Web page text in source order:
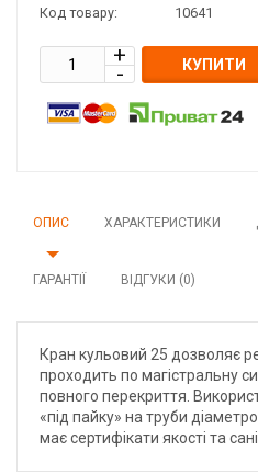
Код товару:
10641
КУПИТИ
ОПИС ХАРАКТЕРИСТИКИ
ГАРАНТІЇ ВІДГУКИ (0)
Кран кульовий 25 дозволяє
проходить по магістральну
повного перекриття.
«під пайку» на труби
має сертифікати якості та